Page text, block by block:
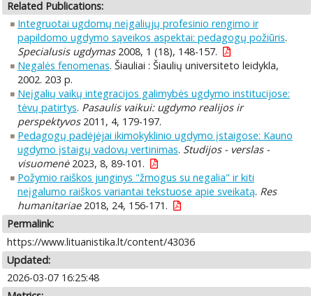
Related Publications:
Integruotai ugdomų neįgaliųjų profesinio rengimo ir
papildomo ugdymo sąveikos aspektai: pedagogų požiūris.
Specialusis ugdymas2008, 1 (18), 148-157.
Negalės fenomenas. Šiauliai : Šiaulių universiteto leidykla,
2002. 203 p.
Neįgalių vaikų integracijos galimybės ugdymo institucijose:
tėvų patirtys. Pasaulis vaikui: ugdymo realijos ir
perspektyvos2011, 4, 179-197.
Pedagogų padėjėjai ikimokyklinio ugdymo įstaigose: Kauno
ugdymo įstaigų vadovų vertinimas. Studijos - verslas -
visuomenė2023, 8, 89-101.
Požymio raiškos junginys "žmogus su negalia" ir kiti
neįgalumo raiškos variantai tekstuose apie sveikatą. Res
humanitariae2018, 24, 156-171.
Permalink:
https://www.lituanistika.lt/content/43036
Updated:
2026-03-07 16:25:48